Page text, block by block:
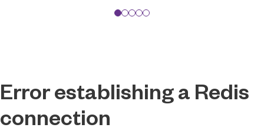
Error establishing a Redis
connection